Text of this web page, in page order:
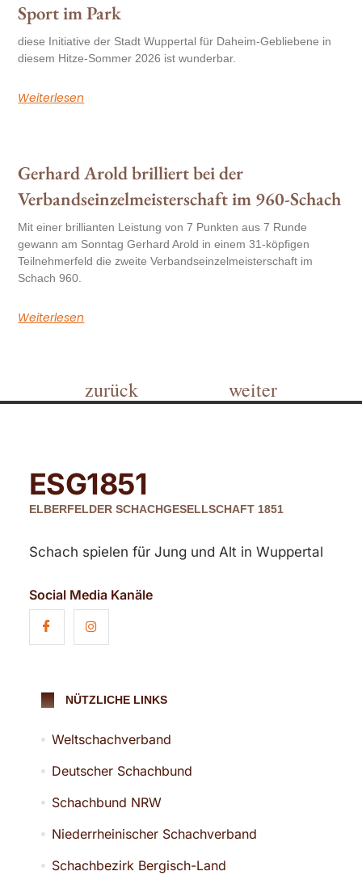
Sport im Park
diese Initiative der Stadt Wuppertal für Daheim-Gebliebene in
diesem Hitze-Sommer 2026 ist wunderbar.
Weiterlesen
Gerhard Arold brilliert bei der
Verbandseinzelmeisterschaft im 960-Schach
Mit einer brillianten Leistung von 7 Punkten aus 7 Runde
gewann am Sonntag Gerhard Arold in einem 31-köpfigen
Teilnehmerfeld die zweite Verbandseinzelmeisterschaft im
Schach 960.
Weiterlesen
zurück weiter
ESG1851
ELBERFELDER SCHACHGESELLSCHAFT 1851
Schach spielen für Jung und Alt in Wuppertal
Social Media Kanäle
NÜTZLICHE LINKS
Weltschachverband
Deutscher Schachbund
Schachbund NRW
Niederrheinischer Schachverband
Schachbezirk Bergisch-Land